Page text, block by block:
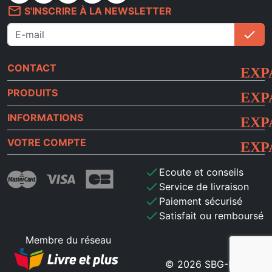
mail_outline S'INSCRIRE À LA NEWSLETTER
check
CONTACT
PRODUITS
INFORMATIONS
VOTRE COMPTE
check Ecoute et conseils
check Service de livraison
check Paiement sécurisé
check Satisfait ou remboursé
Membre du réseau
© 2026 SBG-MB